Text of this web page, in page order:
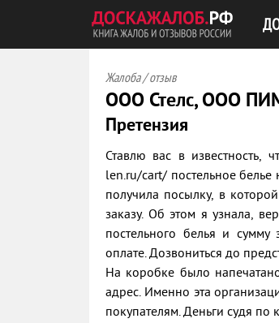
Жалоба / отзыв
ООО Стелс, ООО
Претензия
Ставлю вас в
len.ru/cart/ постельное белье
получила посылку, в
заказу. Об этом я узнала,
постельного белья и
оплате. Дозвониться до
На коробке было
адрес. Именно эта
покупателям. Деньги судя